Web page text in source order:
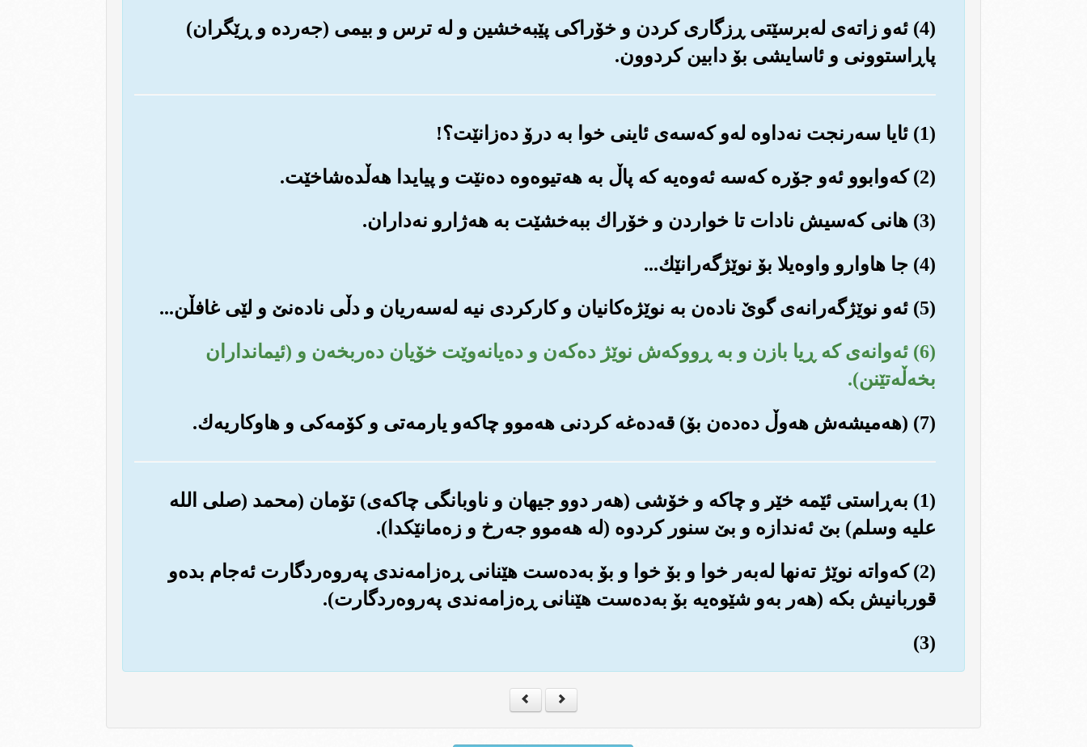
(4) ئه‌و زاته‌ی له‌برسێتی ڕزگاری کردن و خۆراکی پێبه‌خشین و له ترس و بیمی (جه‌رده و ڕێگران)
پاڕاستوونی و ئاسایشی بۆ دابین کردوون.
(1) ئایا سه‌رنجت نه‌داوه له‌و که‌سه‌ی ئاینی خوا به درۆ ده‌زانێت؟!
(2) که‌وابوو ئه‌و جۆره که‌سه ئه‌وه‌یه که پاڵ به هه‌تیوه‌وه ده‌نێت و پیایدا هه‌ڵده‌شاخێت.
(3) هانی که‌سیش نادات تا خواردن و خۆراك ببه‌خشێت به هه‌ژارو نه‌داران.
(4) جا هاوارو واوه‌یلا بۆ نوێژگه‌رانێك...
(5) ئه‌و نوێژگه‌رانه‌ی گوێ ناده‌ن به نوێژه‌کانیان و کارکردی نیه له‌سه‌ریان و دڵی ناده‌نێ و لێی غافڵن...
(6) ئه‌وانه‌ی که ڕیا بازن و به ڕووکه‌ش نوێژ ده‌که‌ن و ده‌یانه‌وێت خۆیان ده‌ربخه‌ن و (ئیمانداران
بخه‌ڵه‌تێنن).
(7) (هه‌میشه‌ش هه‌وڵ ده‌ده‌ن بۆ) قه‌ده‌غه کردنی هه‌موو چاکه‌‌و یارمه‌تی و کۆمه‌کی و هاوکاریه‌ك.
(1) به‌ڕاستی ئێمه خێر و چاکه و خۆشی (هه‌ر دوو جیهان و ناوبانگی چاکه‌ی‎) تۆمان (محمد (صلی الله
علیه وسلم) بێ ئه‌ندازه و بێ سنور کردوه (له هه‌موو جه‌رخ و زه‌مانێکدا).
(2) که‌واته نوێژ ته‌نها له‌به‌ر خوا و بۆ خوا و بۆ به‌ده‌ست هێنانی ڕه‌زامه‌ندی په‌روه‌ردگارت ئه‌جام بده‌و
قوربانیش بکه (هه‌ر به‌و شێوه‌یه بۆ به‌ده‌ست هێنانی ڕه‌زامه‌ندی په‌روه‌ردگارت).
(3)